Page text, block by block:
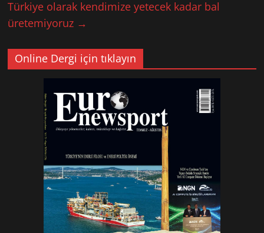
Türkiye olarak kendimize yetecek kadar bal
üretemiyoruz →
Online Dergi için tıklayın